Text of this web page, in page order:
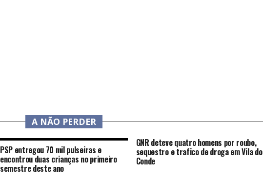
A NÃO PERDER
PSP entregou 70 mil pulseiras e
encontrou duas crianças no primeiro
semestre deste ano
GNR deteve quatro homens por roubo,
sequestro e trafico de droga em Vila do
Conde